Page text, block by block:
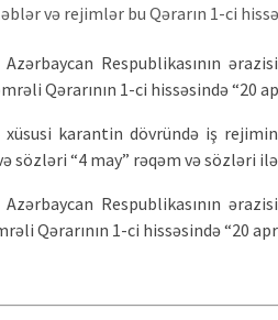
və rejimlər bu Qərarın 1-ci
Respublikasının
Qərarının 1-ci hissəsində “20
xüsusi karantin dövründə iş
sözləri “4 may” rəqəm və sözləri
Respublikasının
Qərarının 1-ci hissəsində “20